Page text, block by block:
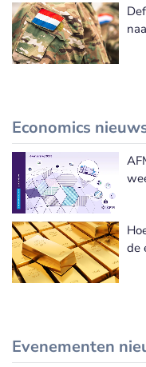
Economics
de
Evenementen